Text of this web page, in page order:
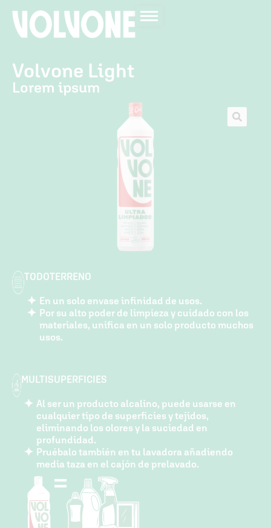
Volvone Light
Lorem ipsum
TODOTERRENO
En un solo envase infinidad de usos.
Por su alto poder de limpieza y cuidado con los
materiales, unifica en un solo producto muchos
usos.
MULTISUPERFICIES
Al ser un producto alcalino, puede usarse en
cualquier tipo de superficies y tejidos,
eliminando los olores y la suciedad en
profundidad.
Pruébalo también en tu lavadora añadiendo
media taza en el cajón de prelavado.